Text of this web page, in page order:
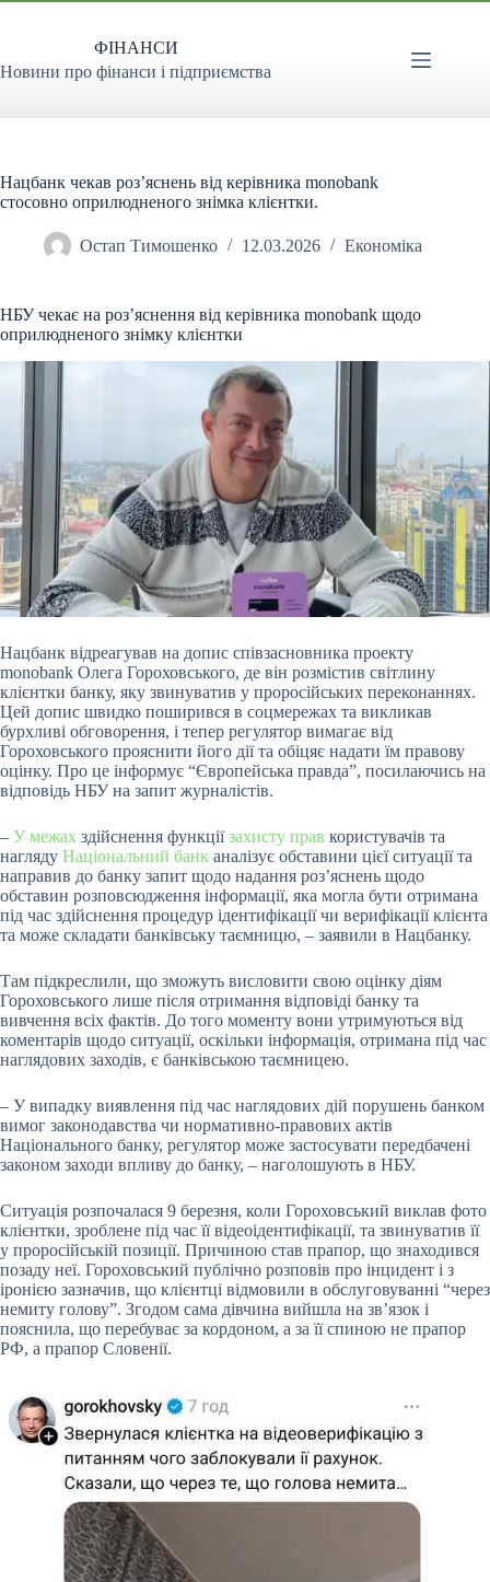
Перейти
ФІНАНСИ
Новини про фінанси і підприємства
Нацбанк чекав роз’яснень від керівника monobank
стосовно оприлюдненого знімка клієнтки.
Остап Тимошенко 12.03.2026 Економіка
НБУ чекає на роз’яснення від керівника monobank щодо
оприлюдненого знімку клієнтки
Нацбанк відреагував на допис співзасновника проекту
monobank Олега Гороховського, де він розмістив світлину
клієнтки банку, яку звинуватив у проросійських переконаннях.
Цей допис швидко поширився в соцмережах та викликав
бурхливі обговорення, і тепер регулятор вимагає від
Гороховського прояснити його дії та обіцяє надати їм правову
оцінку. Про це інформує “Європейська правда”, посилаючись на
відповідь НБУ на запит журналістів.
– У межах здійснення функціїзахисту прав користувачів та
нагляду Національний банк аналізує обставини цієї ситуації та
направив до банку запит щодо надання роз’яснень щодо
обставин розповсюдження інформації, яка могла бути отримана
під час здійснення процедур ідентифікації чи верифікації клієнта
та може складати банківську таємницю, – заявили в Нацбанку.
Там підкреслили, що зможуть висловити свою оцінку діям
Гороховського лише після отримання відповіді банку та
вивчення всіх фактів. До того моменту вони утримуються від
коментарів щодо ситуації, оскільки інформація, отримана під час
наглядових заходів, є банківською таємницею.
– У випадку виявлення під час наглядових дій порушень банком
вимог законодавства чи нормативно-правових актів
Національного банку, регулятор може застосувати передбачені
законом заходи впливу до банку, – наголошують в НБУ.
Ситуація розпочалася 9 березня, коли Гороховський виклав фото
клієнтки, зроблене під час її відеоідентифікації, та звинуватив її
у проросійській позиції. Причиною став прапор, що знаходився
позаду неї. Гороховський публічно розповів про інцидент і з
іронією зазначив, що клієнтці відмовили в обслуговуванні “через
немиту голову”. Згодом сама дівчина вийшла на зв’язок і
пояснила, що перебуває за кордоном, а за її спиною не прапор
РФ, а прапор Словенії.